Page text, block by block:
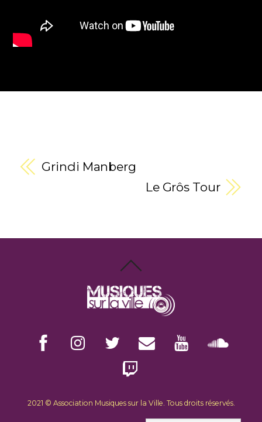
Grindi Manberg
Le Grôs Tour
2021 © Association Musiques sur la Ville. Tous droits réservés.